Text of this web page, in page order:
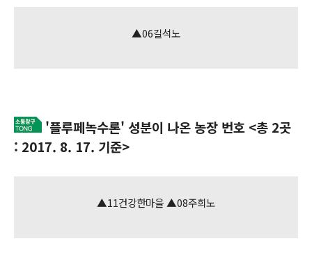
▲06길석노
'플루페녹수론' 성분이 나온 농장 번호 <총 2곳
: 2017. 8. 17. 기준>
▲11건강한마을 ▲08주희노